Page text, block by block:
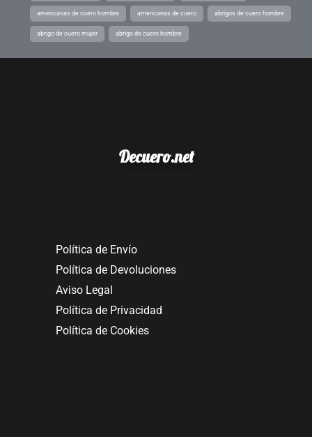
americanas de cuero hombre americanas de cuero abrigos de cuero hombre
abrigo de cuero mujer abrigo de cuero hombre
Decuero.net
Política de Envío
Política de Devoluciones
Aviso Legal
Política de Privacidad
Política de Cookies